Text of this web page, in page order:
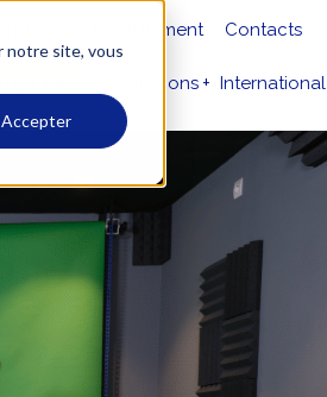
notre site, vous
Accepter
Recrutement Contacts
Admissions International